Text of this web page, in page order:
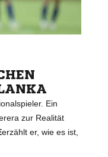
Ein
zur Realität
erzählt er, wie es ist,